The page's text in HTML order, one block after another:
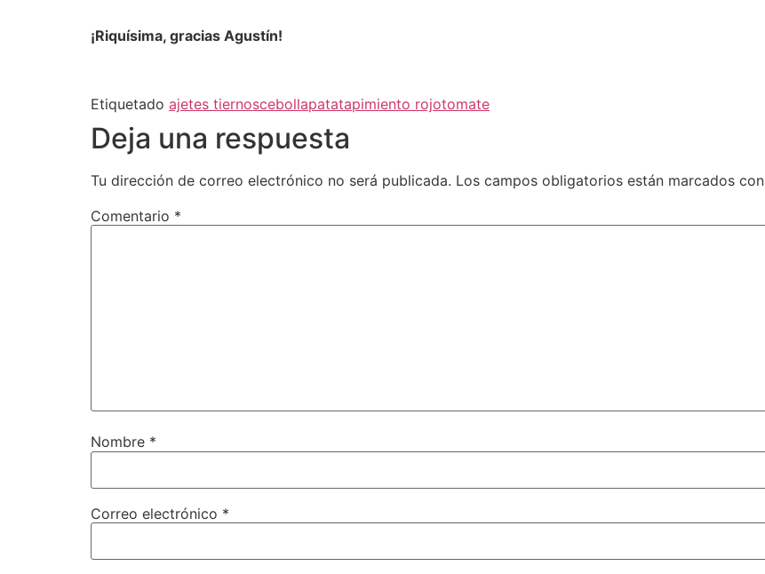
¡Riquísima, gracias Agustín!
Etiquetado ajetes tiernoscebollapatatapimiento rojotomate
Deja una respuesta
Tu dirección de correo electrónico no será publicada. Los campos obligatorios están marcados con
Comentario *
Nombre *
Correo electrónico *